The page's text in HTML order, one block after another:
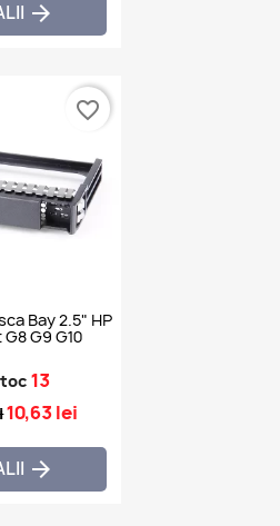

Bay 2.5" HP
G9 G10
13
10,63 lei

favorite_border